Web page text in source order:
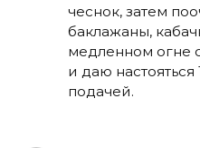
чеснок, затем
баклажаны,
медленном огне
и даю настояться
подачей.